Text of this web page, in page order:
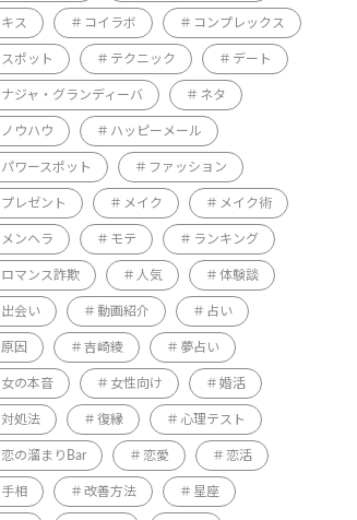
キス コイラボ コンプレックス
スポット テクニック デート
ナジャ・グランディーバ ネタ
ノウハウ ハッピーメール
パワースポット ファッション
プレゼント メイク メイク術
メンヘラ モテ ランキング
ロマンス詐欺 人気 体験談
出会い 動画紹介 占い
原因 吉崎綾 夢占い
女の本音 女性向け 婚活
対処法 復縁 心理テスト
恋の溜まりBar 恋愛 恋活
手相 改善方法 星座